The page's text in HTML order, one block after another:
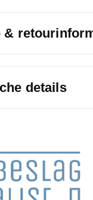
&
details